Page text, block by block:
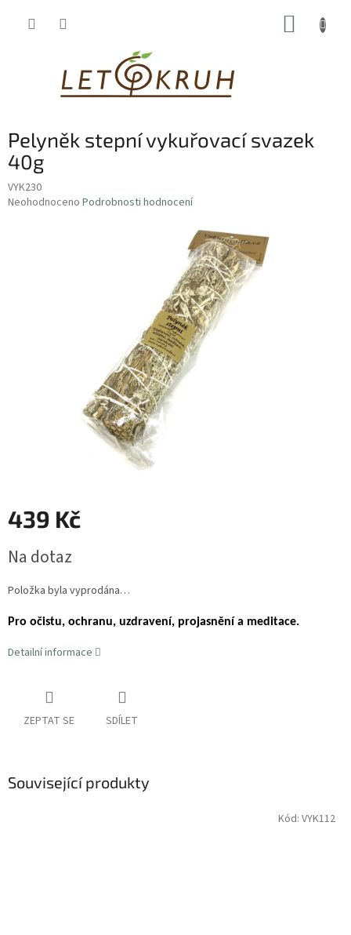
Pelyněk stepní vykuřovací svazek
40g
VYK230
Průměrné
Neohodnoceno Podrobnosti hodnocení
439 Kč
cena:
Na dotaz
Položka byla vyprodána…
Pro očistu, ochranu, uzdravení, projasnění a meditace.
Detailní informace
ZEPTAT SE SDÍLET
Související produkty
Kód: VYK112